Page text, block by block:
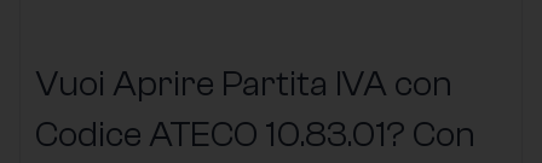
Vuoi Aprire Partita IVA con
Codice ATECO 10.83.01? Con